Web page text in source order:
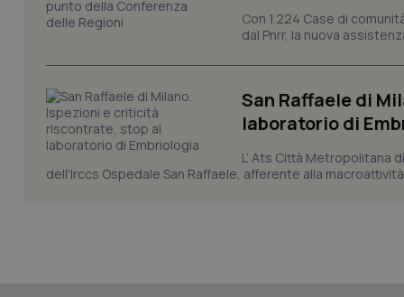
Con 1.224 Case di
dal Pnrr, la nuova
San Raffaele di
laboratorio di
L’ Ats Città Metropolitana
dell'Irccs Ospedale San Raffaele, afferente alla
_ga
PHPSESSID